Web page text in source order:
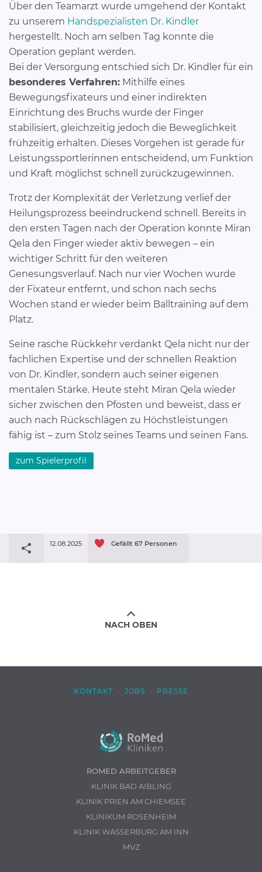
Über den Teamarzt wurde umgehend der Kontakt
zu unserem Handspezialisten Dr. Kindler
hergestellt. Noch am selben Tag konnte die
Operation geplant werden.
Bei der Versorgung entschied sich Dr. Kindler für ein
besonderes Verfahren: Mithilfe eines
Bewegungsfixateurs und einer indirekten
Einrichtung des Bruchs wurde der Finger
stabilisiert, gleichzeitig jedoch die Beweglichkeit
frühzeitig erhalten. Dieses Vorgehen ist gerade für
Leistungssportlerinnen entscheidend, um Funktion
und Kraft möglichst schnell zurückzugewinnen.
Trotz der Komplexität der Verletzung verlief der
Heilungsprozess beeindruckend schnell. Bereits in
den ersten Tagen nach der Operation konnte Miran
Qela den Finger wieder aktiv bewegen – ein
wichtiger Schritt für den weiteren
Genesungsverlauf. Nach nur vier Wochen wurde
der Fixateur entfernt, und schon nach sechs
Wochen stand er wieder beim Balltraining auf dem
Platz.
Seine rasche Rückkehr verdankt Qela nicht nur der
fachlichen Expertise und der schnellen Reaktion
von Dr. Kindler, sondern auch seiner eigenen
mentalen Stärke. Heute steht Miran Qela wieder
sicher zwischen den Pfosten und beweist, dass er
auch nach Rückschlägen zu Höchstleistungen
fähig ist – zum Stolz seines Teams und seinen Fans.
zum Spielerprofil
Gefällt 67 Personen
12.08.2025
NACH OBEN
KONTAKT · JOBS · PRESSE
ROMED ARBEITGEBER
KLINIK BAD AIBLING
KLINIK PRIEN AM CHIEMSEE
KLINIKUM ROSENHEIM
KLINIK WASSERBURG AM INN
MVZ